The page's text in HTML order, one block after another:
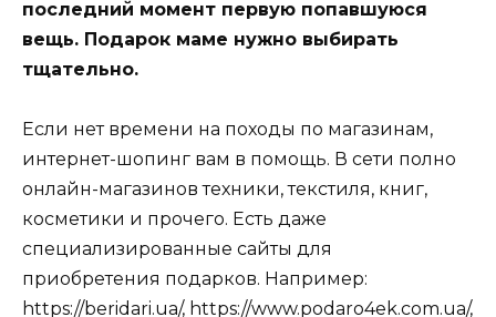
последний момент первую попавшуюся
вещь. Подарок маме нужно выбирать
тщательно.
Если нет времени на походы по магазинам,
интернет-шопинг вам в помощь. В сети полно
онлайн-магазинов техники, текстиля, книг,
косметики и прочего. Есть даже
специализированные сайты для
приобретения подарков. Например:
https://beridari.ua/, https://www.podaro4ek.com.ua/,